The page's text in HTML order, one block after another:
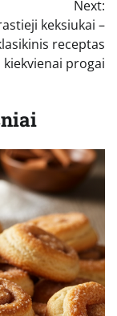
Next:
keksiukai –
receptas
kiekvienai progai